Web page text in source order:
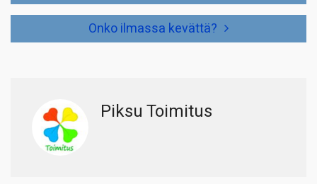
Onko ilmassa kevättä?
Piksu Toimitus